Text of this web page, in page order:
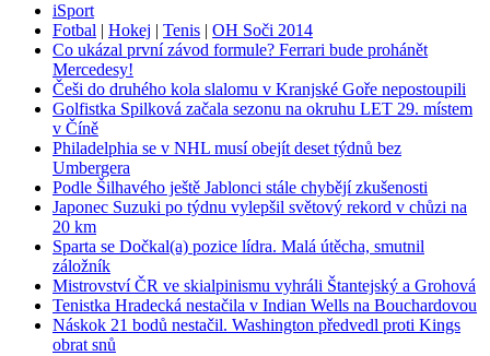
iSport
Fotbal | Hokej | Tenis | OH Soči 2014
Co ukázal první závod formule? Ferrari bude prohánět
Mercedesy!
Češi do druhého kola slalomu v Kranjské Goře nepostoupili
Golfistka Spilková začala sezonu na okruhu LET 29. místem
v Číně
Philadelphia se v NHL musí obejít deset týdnů bez
Umbergera
Podle Šilhavého ještě Jablonci stále chybějí zkušenosti
Japonec Suzuki po týdnu vylepšil světový rekord v chůzi na
20 km
Sparta se Dočkal(a) pozice lídra. Malá útěcha, smutnil
záložník
Mistrovství ČR ve skialpinismu vyhráli Štantejský a Grohová
Tenistka Hradecká nestačila v Indian Wells na Bouchardovou
Náskok 21 bodů nestačil. Washington předvedl proti Kings
obrat snů